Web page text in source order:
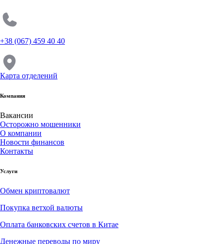
+38 (067) 459 40 40
Карта отделений
Компания
Вакансии
Осторожно мошенники
О компании
Новости финансов
Контакты
Услуги
Обмен криптовалют
Покупка ветхой валюты
Оплата банковских счетов в Китае
Денежные переводы по миру